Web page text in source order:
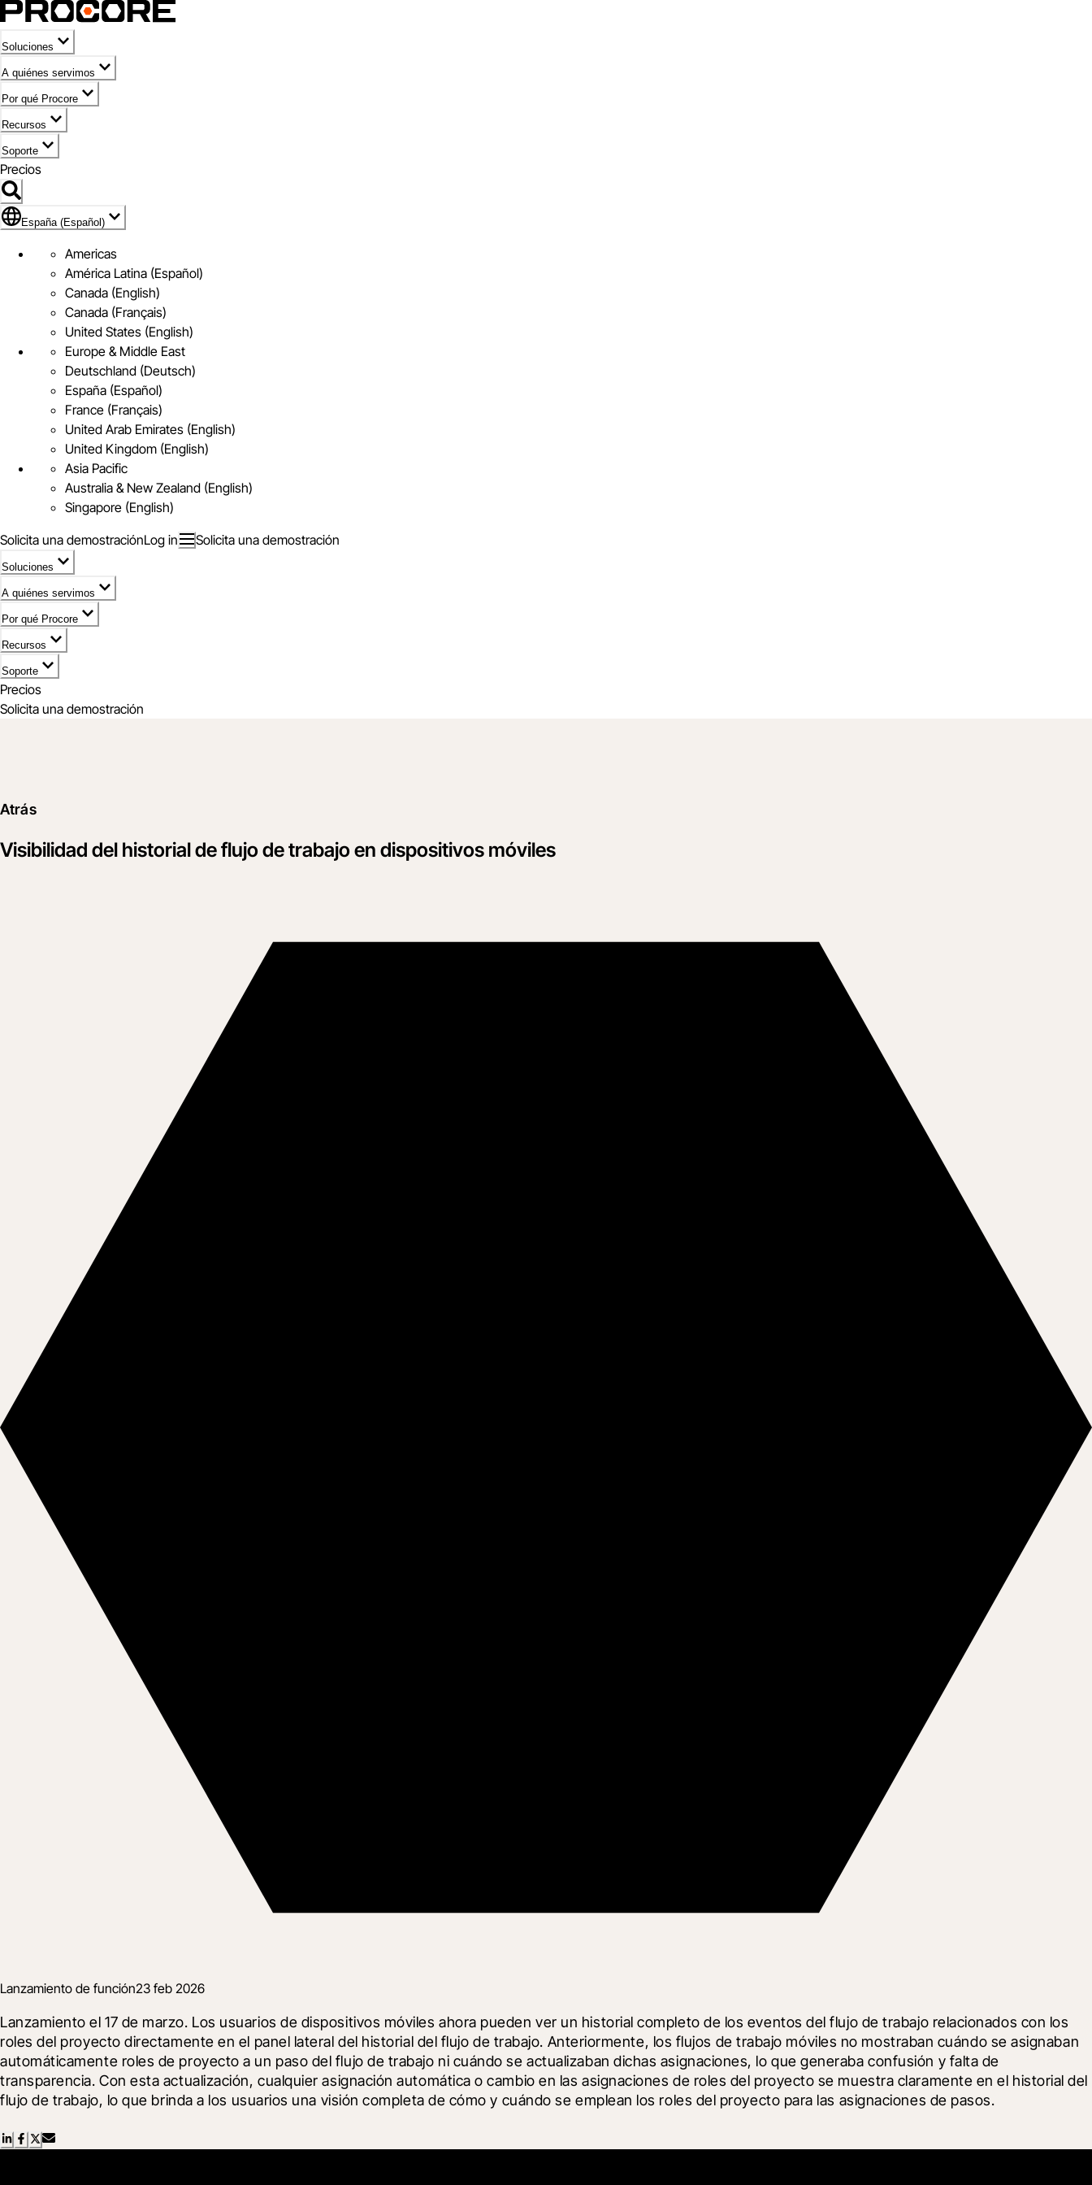
Soluciones
A quiénes servimos
Por qué Procore
Recursos
Soporte
Precios
Icono de marca de España (Español)
España (Español)
Americas
América Latina (Español)
Canada (English)
Canada (Français)
United States (English)
Europe & Middle East
Deutschland (Deutsch)
España (Español)
France (Français)
United Arab Emirates (English)
United Kingdom (English)
Asia Pacific
Australia & New Zealand (English)
Singapore (English)
Solicita una demostraciónLog in Solicita una demostración
Soluciones
A quiénes servimos
Por qué Procore
Recursos
Soporte
Precios
Solicita una demostración
Atrás
Visibilidad del historial de flujo de trabajo en dispositivos móviles
Lanzamiento de función23 feb 2026
Lanzamiento el 17 de marzo. Los usuarios de dispositivos móviles ahora pueden ver un historial completo de los eventos del flujo de trabajo relacionados con los
roles del proyecto directamente en el panel lateral del historial del flujo de trabajo. Anteriormente, los flujos de trabajo móviles no mostraban cuándo se asignaban
automáticamente roles de proyecto a un paso del flujo de trabajo ni cuándo se actualizaban dichas asignaciones, lo que generaba confusión y falta de
transparencia. Con esta actualización, cualquier asignación automática o cambio en las asignaciones de roles del proyecto se muestra claramente en el historial del
flujo de trabajo, lo que brinda a los usuarios una visión completa de cómo y cuándo se emplean los roles del proyecto para las asignaciones de pasos.